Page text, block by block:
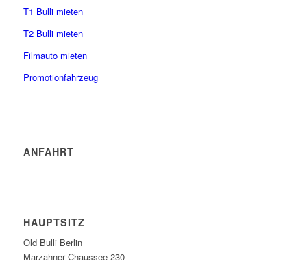
T1 Bulli mieten
T2 Bulli mieten
Filmauto mieten
Promotionfahrzeug
ANFAHRT
HAUPTSITZ
Old Bulli Berlin
Marzahner Chaussee 230